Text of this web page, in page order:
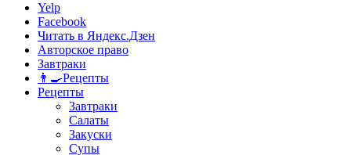
Yelp
Facebook
Читать в Яндекс.Дзен
Авторское право
Завтраки
👨‍🍳Рецепты
Рецепты
Завтраки
Салаты
Закуски
Супы